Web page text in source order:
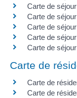
Carte de
Carte de
Carte de
Carte de
Carte de
Carte de
Carte de
Carte de